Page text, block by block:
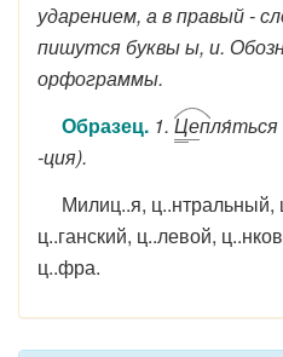
ударением, а в правый -
пишутся буквы ы, и.
орфограммы.
Образец. 1. Цепля́ться
-ция).
Милиц..я, ц..нтральный,
ц..ганский, ц..левой,
ц..фра.